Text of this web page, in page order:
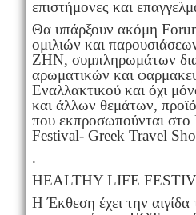
επιστήμονες και
Θα υπάρξουν ακόμη
ομιλιών και
ΖΗΝ, συμπληρωμάτων
αρωματικών και
Εναλλακτικού και όχι
και άλλων θεμάτων,
που εκπροσωπούνται
Festival- Greek Travel
.
HEALTHY LIFE
Η Έκθεση έχει την αιγίδα